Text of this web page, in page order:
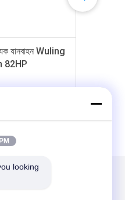
যানবাহন Wuling
82HP
looking